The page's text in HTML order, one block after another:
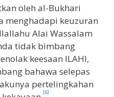
oleh al-Bukhari
menghadapi keuzuran
Alai Wassalam
tidak bimbang
keesaan ILAHI,
bahawa selepas
pertelingkahan
[6]